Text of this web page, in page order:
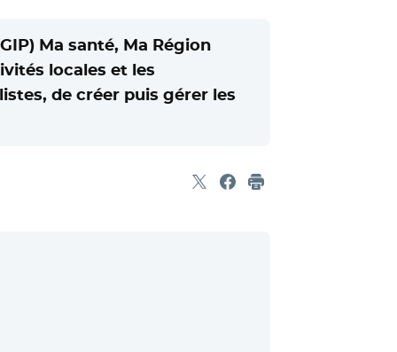
Ma santé, Ma Région
locales et les
de créer puis gérer les
Partager sur X
- Nouvelle fenêtre
Partager sur Facebook
- Nouvelle fenêtre
Imprimer